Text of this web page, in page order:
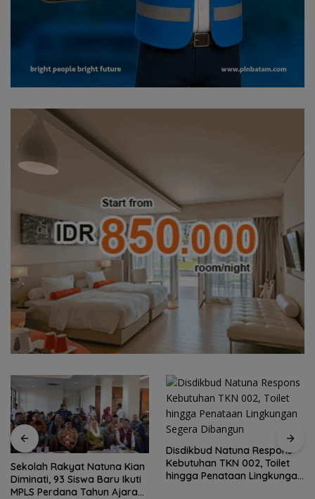
Sekolah Rakyat Natuna Kian
Diminati, 93 Siswa Baru Ikuti
MPLS Perdana Tahun Ajaran
Disdikbud Natuna Respons
Kebutuhan TKN 002, Toilet
hingga Penataan Lingkungan